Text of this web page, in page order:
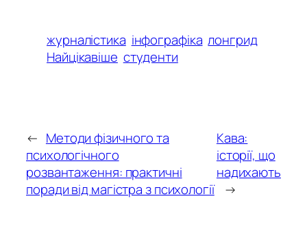
журналістика інфографіка лонгрид
Найцікавіше студенти
← Методи фізичного та
психологічного
розвантаження: практичні
поради від магістра з психології
Кава:
історії, що
надихають
→